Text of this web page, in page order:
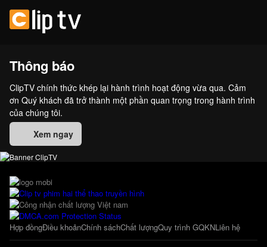
Thông báo
ClipTV chính thức khép lại hành trình hoạt động vừa qua. Cảm
ơn Quý khách đã trở thành một phần quan trọng trong hành trình
của chúng tôi.
Xem ngay
Hợp đồngĐiều khoảnChính sáchChất lượngQuy trình GQKNLiên hệ